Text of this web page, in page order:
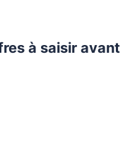
à saisir avant